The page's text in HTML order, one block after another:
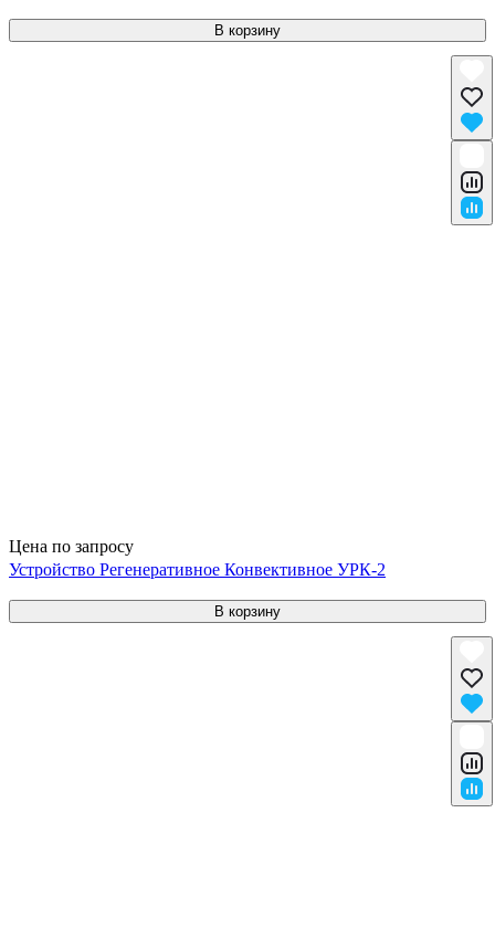
В корзину
Цена по запросу
Устройство Регенеративное Конвективное УРК-2
В корзину